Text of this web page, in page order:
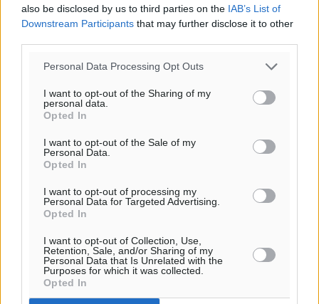
also be disclosed by us to third parties on the IAB’s List of
Downstream Participants that may further disclose it to other
Personal Data Processing Opt Outs
I want to opt-out of the Sharing of my
personal data.
Opted In
I want to opt-out of the Sale of my
Personal Data.
Opted In
I want to opt-out of processing my
Personal Data for Targeted Advertising.
Opted In
I want to opt-out of Collection, Use,
Retention, Sale, and/or Sharing of my
Personal Data that Is Unrelated with the
Purposes for which it was collected.
Opted In
Υπενθύμιση:
Για την μερική αναπαραγωγή της είδησης από άλλες
ιστοσελίδες είναι απαραίτητη η χρήση του παρακάτω
της Δημοκρατικής.
o καιρός τώρα: